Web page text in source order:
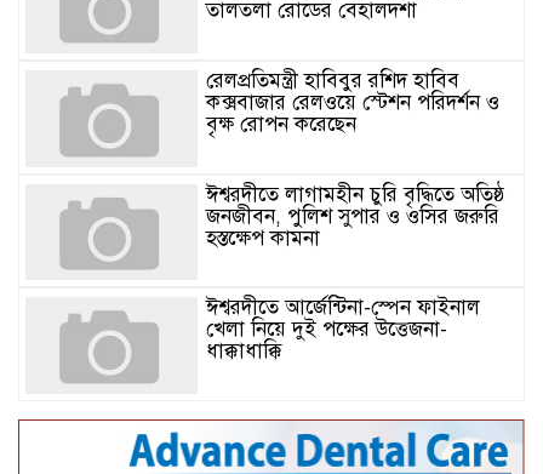
তালতলা রোডের বেহালদশা
রেলপ্রতিমন্ত্রী হাবিবুর রশিদ হাবিব
কক্সবাজার রেলওয়ে স্টেশন পরিদর্শন ও
বৃক্ষ রোপন করেছেন
ঈশ্বরদীতে লাগামহীন চুরি বৃদ্ধিতে অতিষ্ঠ
জনজীবন, পুলিশ সুপার ও ওসির জরুরি
হস্তক্ষেপ কামনা ​
ঈশ্বরদীতে আর্জেন্টিনা-স্পেন ফাইনাল
খেলা নিয়ে দুই পক্ষের উত্তেজনা-
ধাক্কাধাক্কি
বাংলাদেশসহ বাসযোগ্য পৃথিবী গড়তে
গাছ লাগিয়ে অক্সিজেন ফ্যাক্টরী গড়ে
তোলার বিকল্প নেই——বিএনপির